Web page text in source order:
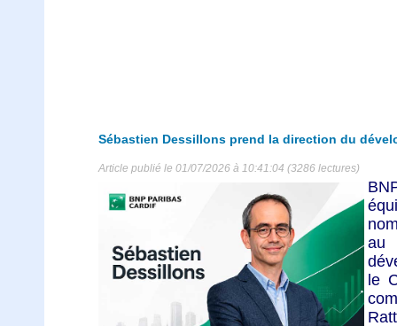
Sébastien Dessillons prend la direction du
Article publié le 01/07/2026 à 10:41:04 (3286 lectures)
le